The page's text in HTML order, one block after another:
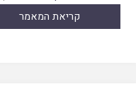
קריאת המאמר